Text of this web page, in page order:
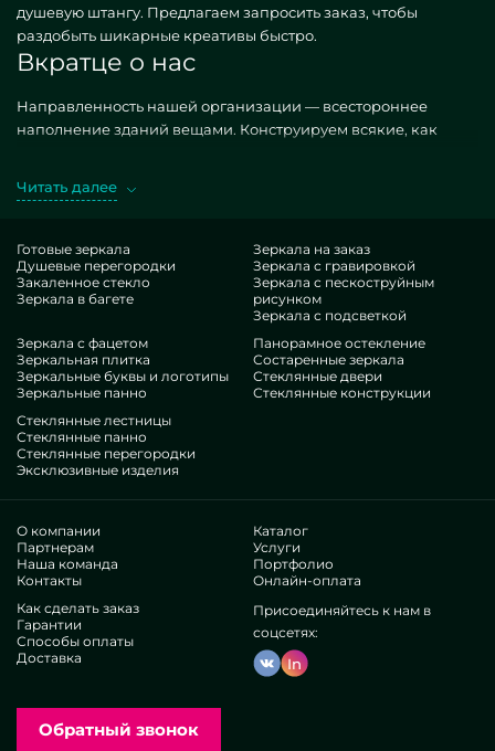
душевую штангу. Предлагаем запросить заказ, чтобы
раздобыть шикарные креативы быстро.
Вкратце о нас
Направленность нашей организации — всестороннее
наполнение зданий вещами. Конструируем всякие, как
штангу. Предпочитая упомянутые исполнения в
безупречный итог, с экономной тарификацией, не
уступающий популярным подобиям. Если вы стремитесь
обустроить свои офисы, дать им очарования, самобытности,
всенепременно выберите наши конструкции, от зеркал для
бритья на душевую штангу и до бесконечных предметов.
Заслуги нашей компании
специализаций. У всех достаточные навык, что побалует
даже взаимотребовательных людей. Активно увлекаются
развитием профессиональных знаний, определяют, как
держаться в неоднозначных ситуациях. Выпустят и
оборудуют Зеркало для бритья на душевую штангу
капитально.
Получили уважение различных знаменитых
организаций и индивидуальных потребителей. Каскад
положительных рейтингов —проверьте самолично.
Функционируем без посредников, это позволяет
исправлять производственные порядки, делать все
свободнее, минимизировать затраты. Так что изделия и
являются такими высококачественными и дешевыми.
Частное исполнение позволяет демонстрировать
Читать далее
Готовые зеркала
Душевые перегородки
Закаленное стекло
Зеркала в багете
Зеркала на заказ
Зеркала с гравировкой
Зеркала с пескоструйным
рисунком
Зеркала с подсветкой
Зеркала с фацетом
Зеркальная плитка
Зеркальные буквы и логотипы
Зеркальные панно
Панорамное остекление
Состаренные зеркала
Стеклянные двери
Стеклянные конструкции
Стеклянные лестницы
Стеклянные панно
Стеклянные перегородки
Эксклюзивные изделия
О компании
Партнерам
Наша команда
Контакты
Каталог
Услуги
Портфолио
Онлайн-оплата
Как сделать заказ
Гарантии
Способы оплаты
Доставка
Присоединяйтесь к нам в
соцсетях:
In
Обратный звонок